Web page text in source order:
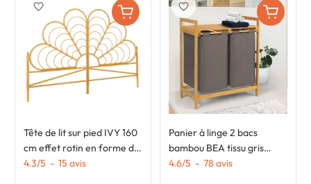
Tête de lit sur pied IVY 160
cm effet rotin en forme de
fleur
4.3/5 - 15 avis
favorite_border
Panier à linge 2 bacs
bambou BEA tissu gris
foncé
4.6/5 - 78 avis
favorite_border